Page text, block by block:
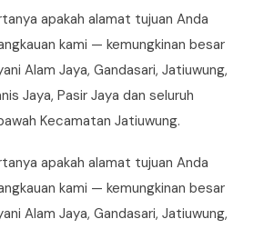
apakah alamat tujuan Anda
kami — kemungkinan besar
Alam Jaya, Gandasari, Jatiuwung,
Jaya, Pasir Jaya dan seluruh
Kecamatan Jatiuwung.
apakah alamat tujuan Anda
kami — kemungkinan besar
Alam Jaya, Gandasari, Jatiuwung,